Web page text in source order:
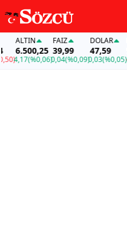
(%0,06)
FAİZ
39,99
0,04(%0,09)
DOLAR
47,59
0,03(%0,05)-0,04